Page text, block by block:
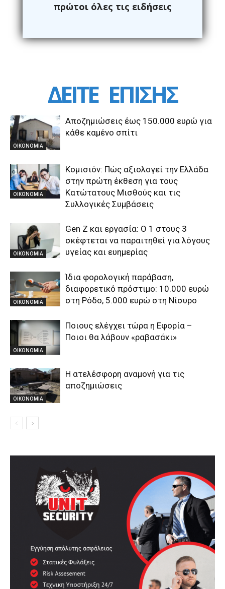
πρώτοι όλες τις ειδήσεις
ΔΕΙΤΕ ΕΠΙΣΗΣ
ΟΙΚΟΝΟΜΙΑ
Αποζημιώσεις έως 150.000 ευρώ για
κάθε καμένο σπίτι
ΟΙΚΟΝΟΜΙΑ
Κομισιόν: Πώς αξιολογεί την Ελλάδα
στην πρώτη έκθεση για τους
Κατώτατους Μισθούς και τις
Συλλογικές Συμβάσεις
ΟΙΚΟΝΟΜΙΑ
Gen Z και εργασία: Ο 1 στους 3
σκέφτεται να παραιτηθεί για λόγους
υγείας και ευημερίας
ΟΙΚΟΝΟΜΙΑ
Ίδια φορολογική παράβαση,
διαφορετικό πρόστιμο: 10.000 ευρώ
στη Ρόδο, 5.000 ευρώ στη Νίσυρο
ΟΙΚΟΝΟΜΙΑ
Ποιους ελέγχει τώρα η Εφορία –
Ποιοι θα λάβουν «ραβασάκι»
ΟΙΚΟΝΟΜΙΑ
Η ατελέσφορη αναμονή για τις
αποζημιώσεις